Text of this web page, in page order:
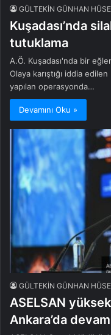
GÜLTEKİN GÜNHAN
Kuşadası’nda
tutuklama
A.Ö. Kuşadası'nda bir
Olaya karıştığı iddia
yapılan operasyonda…
Devamını Oku »
GÜLTEKİN GÜNHAN
ASELSAN
Ankara’da